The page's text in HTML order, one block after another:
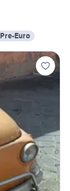
Pre-Euro